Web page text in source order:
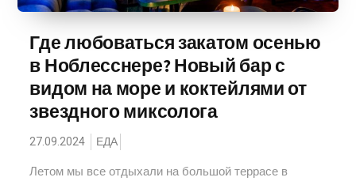
Где любоваться закатом осенью
в Ноблесснере? Новый бар с
видом на море и коктейлями от
звездного миксолога
27.09.2024 ЕДА
Летом мы все отдыхали на большой террасе в